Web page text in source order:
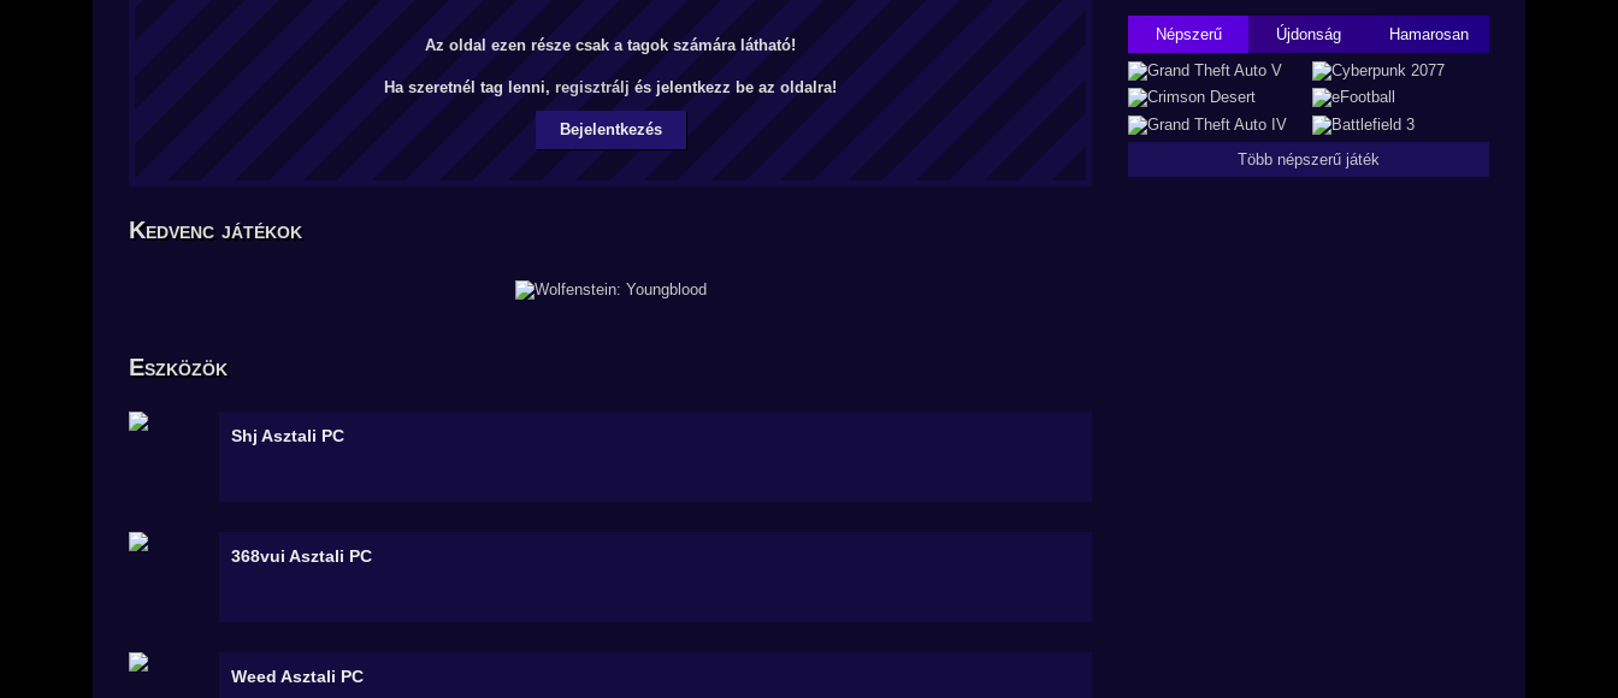
Az oldal ezen része csak a tagok számára látható!
Ha szeretnél tag lenni, regisztrálj és jelentkezz be az oldalra!
Bejelentkezés
Kedvenc játékok
Eszközök
Shj Asztali PC
368vui Asztali PC
Weed Asztali PC
Népszerű Újdonság Hamarosan
Több népszerű játék